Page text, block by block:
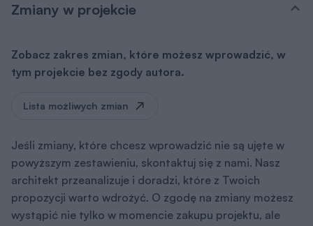
Zmiany w projekcie
Zobacz zakres zmian, które możesz wprowadzić, w
tym projekcie bez zgody autora.
Lista możliwych zmian
Jeśli zmiany, które chcesz wprowadzić nie są ujęte w
powyższym zestawieniu, skontaktuj się z nami. Nasz
architekt przeanalizuje i doradzi, które z Twoich
propozycji warto wdrożyć. O zgodę na zmiany możesz
wystąpić nie tylko w momencie zakupu projektu, ale